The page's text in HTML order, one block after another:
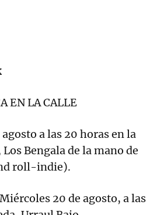
EN LA CALLE
a las 20 horas en la
Bengala de la mano de
roll-indie).
20 de agosto, a las